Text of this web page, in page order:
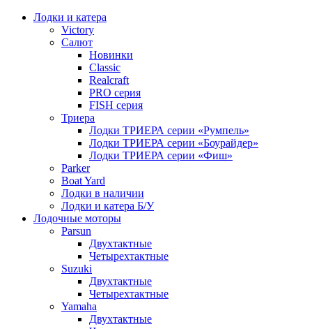
Лодки и катера
Victory
Салют
Новинки
Classic
Realcraft
PRO серия
FISH серия
Триера
Лодки ТРИЕРА серии «Румпель»
Лодки ТРИЕРА серии «Боурайдер»
Лодки ТРИЕРА серии «Фиш»
Parker
Boat Yard
Лодки в наличии
Лодки и катера Б/У
Лодочные моторы
Parsun
Двухтактные
Четырехтактные
Suzuki
Двухтактные
Четырехтактные
Yamaha
Двухтактные